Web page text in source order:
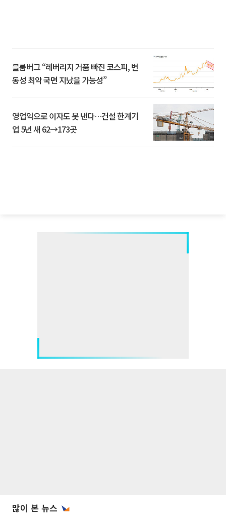
블룸버그 “레버리지 거품 빠진 코스피, 변
동성 최악 국면 지났을 가능성”
영업익으로 이자도 못 낸다…건설 한계기
업 5년 새 62→173곳
많이 본 뉴스